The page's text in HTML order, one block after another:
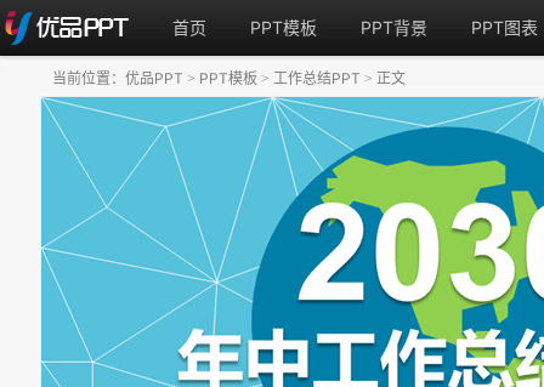
首页 PPT模板 PPT背景 PPT图表
当前位置： 优品PPT > PPT模板 > 工作总结PPT > 正文